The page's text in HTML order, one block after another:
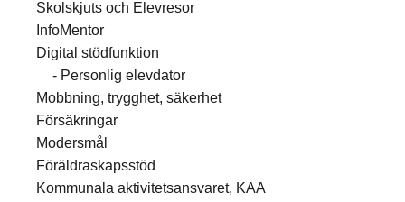
Skolskjuts och Elevresor
InfoMentor
Digital stödfunktion
Personlig elevdator
Mobbning, trygghet, säkerhet
Försäkringar
Modersmål
Föräldraskapsstöd
Kommunala aktivitetsansvaret, KAA